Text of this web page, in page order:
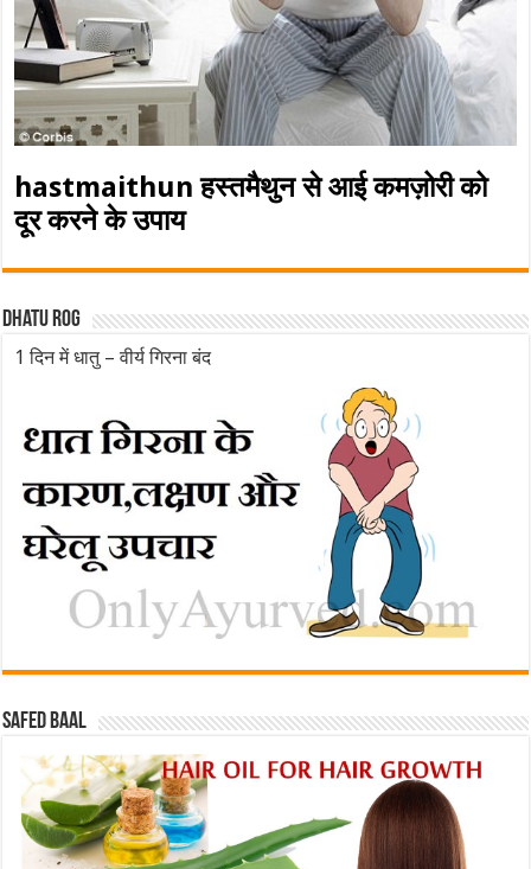
hastmaithun हस्तमैथुन से आई कमज़ोरी को
दूर करने के उपाय
Dhatu rog
1 दिन में धातु – वीर्य गिरना बंद
Safed baal